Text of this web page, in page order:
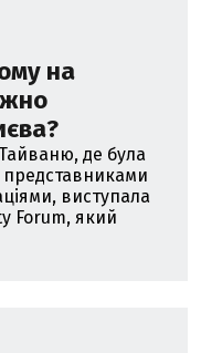
на
де була
представниками
виступала
Forum, який